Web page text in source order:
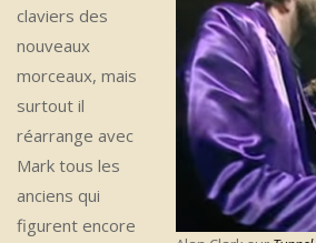
claviers des
nouveaux
morceaux, mais
surtout il
réarrange avec
Mark tous les
anciens qui
figurent encore